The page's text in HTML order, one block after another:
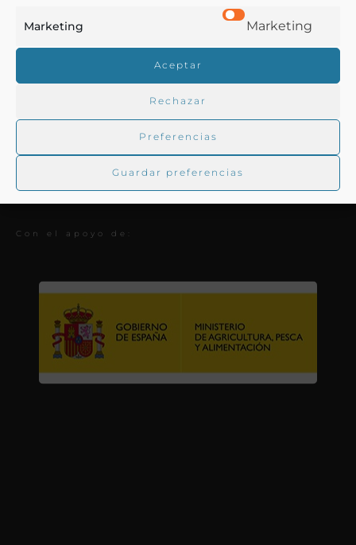
Marketing Marketing
Aceptar
Rechazar
Preferencias
Guardar preferencias
Real Academia de Gastronomía
Trabajamos para difundir y proteger la cultura
La RAG
Con el apoyo de: